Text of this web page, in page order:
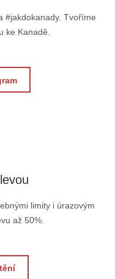
#jakdokanady. Tvoříme
ke Kanadě.
limity i úrazovým
až 50%.